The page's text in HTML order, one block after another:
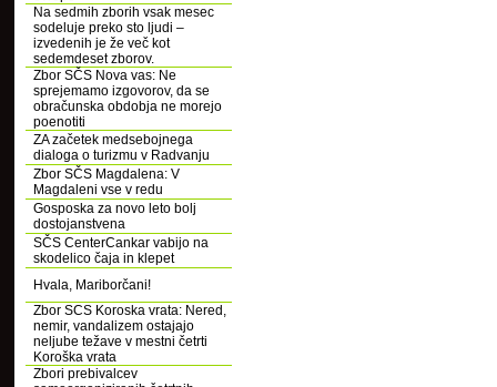
Na sedmih zborih vsak mesec
sodeluje preko sto ljudi –
izvedenih je že več kot
sedemdeset zborov.
Zbor SČS Nova vas: Ne
sprejemamo izgovorov, da se
obračunska obdobja ne morejo
poenotiti
ZA začetek medsebojnega
dialoga o turizmu v Radvanju
Zbor SČS Magdalena: V
Magdaleni vse v redu
Gosposka za novo leto bolj
dostojanstvena
SČS CenterCankar vabijo na
skodelico čaja in klepet
Hvala, Mariborčani!
Zbor SCS Koroska vrata: Nered,
nemir, vandalizem ostajajo
neljube težave v mestni četrti
Koroška vrata
Zbori prebivalcev